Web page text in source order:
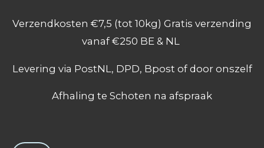
b
o
k
a
g
a
m
t
s
A
Verzendkosten €7,5 (tot 10kg) Gratis verzending
vanaf €250 BE & NL
Levering via PostNL, DPD, Bpost of door onszelf
Afhaling te Schoten na afspraak